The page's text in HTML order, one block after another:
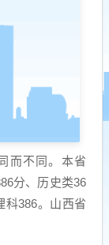
而不同。本省
分、历史类36
科386。山西省